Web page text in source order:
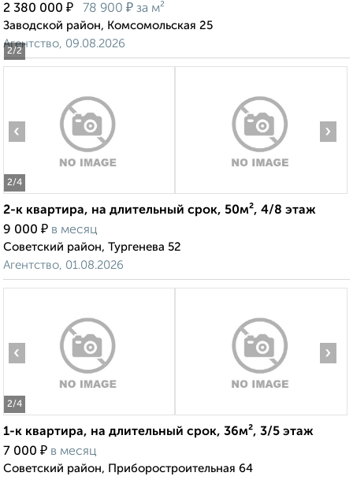
2/2
2 380 000 ₽ 78 900 ₽ за м²
Заводской район, Комсомольская 25
Агентство, 09.08.2026
2/4
‹ ›
2-к квартира, на длительный срок, 50м², 4/8 этаж
9 000 ₽ в месяц
Советский район, Тургенева 52
Агентство, 01.08.2026
2/4
‹ ›
1-к квартира, на длительный срок, 36м², 3/5 этаж
7 000 ₽ в месяц
Советский район, Приборостроительная 64